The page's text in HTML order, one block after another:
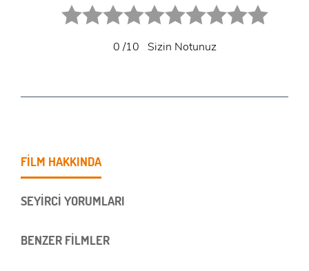
0/10 Sizin Notunuz
FİLM HAKKINDA
SEYİRCİ YORUMLARI
BENZER FİLMLER